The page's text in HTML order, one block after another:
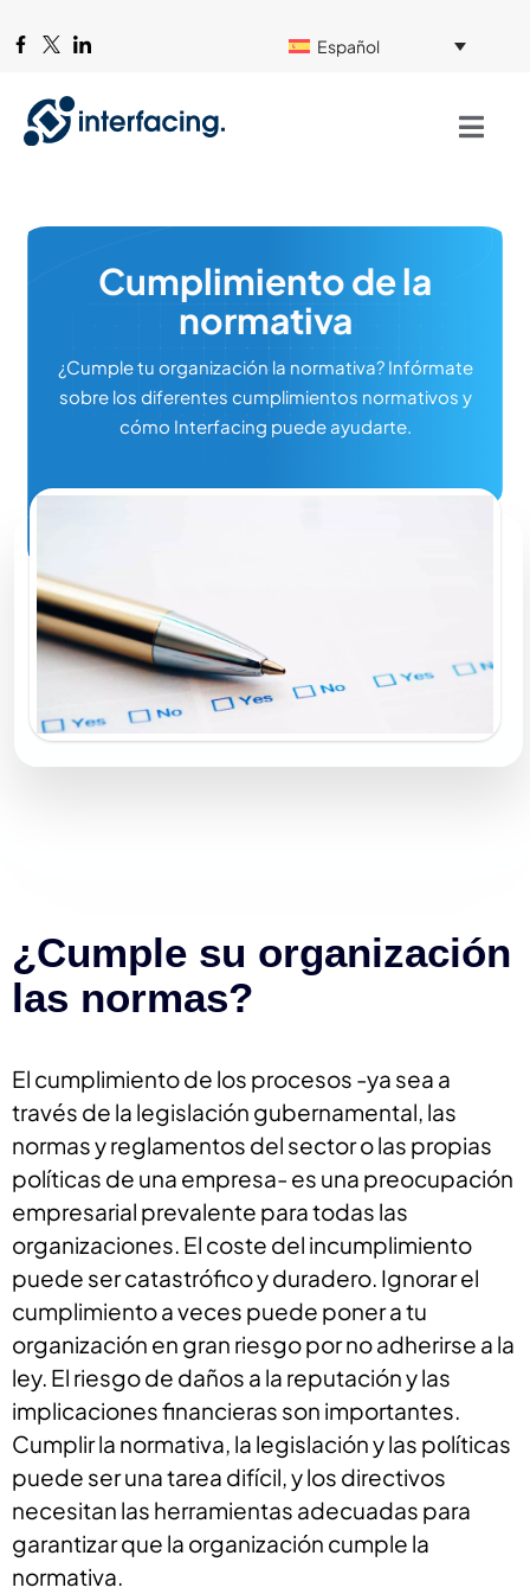
Español
Cumplimiento de la
normativa
¿Cumple tu organización la normativa? Infórmate
sobre los diferentes cumplimientos normativos y
cómo Interfacing puede ayudarte.
¿Cumple su organización
las normas?
El cumplimiento de los procesos -ya sea a
través de la legislación gubernamental, las
normas y reglamentos del sector o las propias
políticas de una empresa- es una preocupación
empresarial prevalente para todas las
organizaciones. El coste del incumplimiento
puede ser catastrófico y duradero. Ignorar el
cumplimiento a veces puede poner a tu
organización en gran riesgo por no adherirse a la
ley. El riesgo de daños a la reputación y las
implicaciones financieras son importantes.
Cumplir la normativa, la legislación y las políticas
puede ser una tarea difícil, y los directivos
necesitan las herramientas adecuadas para
garantizar que la organización cumple la
normativa.